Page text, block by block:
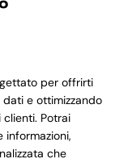
per offrirti
dati e ottimizzando
clienti. Potrai
informazioni,
che